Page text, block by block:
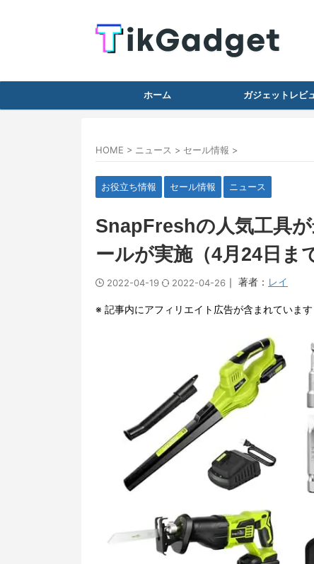
ホーム ガジェットレビ
HOME > ニュース > セール情報 >
お役立ち情報 セール情報 ニュース
SnapFreshの人気工具
ールが実施（4月24日ま
2022-04-19 2022-04-26 ｜ 著者： レイ
※ 記事内にアフィリエイト広告が含まれています